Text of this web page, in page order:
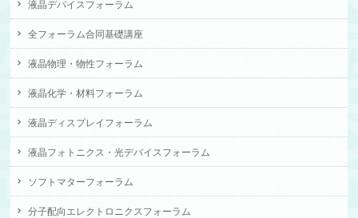
液晶デバイスフォーラム
全フォーラム合同基礎講座
液晶物理・物性フォーラム
液晶化学・材料フォーラム
液晶ディスプレイフォーラム
液晶フォトニクス・光デバイスフォーラム
ソフトマターフォーラム
分子配向エレクトロニクスフォーラム